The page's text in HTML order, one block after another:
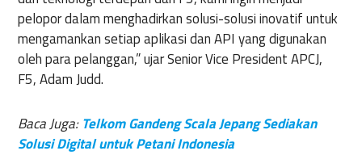
pelopor dalam menghadirkan solusi-solusi inovatif untuk
mengamankan setiap aplikasi dan API yang digunakan
oleh para pelanggan,” ujar Senior Vice President APCJ,
F5, Adam Judd.
Baca Juga:Telkom Gandeng Scala Jepang Sediakan
Solusi Digital untuk Petani Indonesia